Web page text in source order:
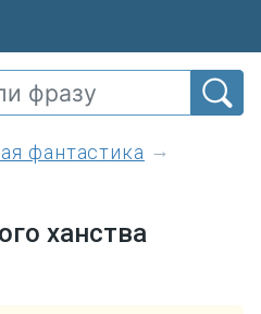
фантастика
ханства